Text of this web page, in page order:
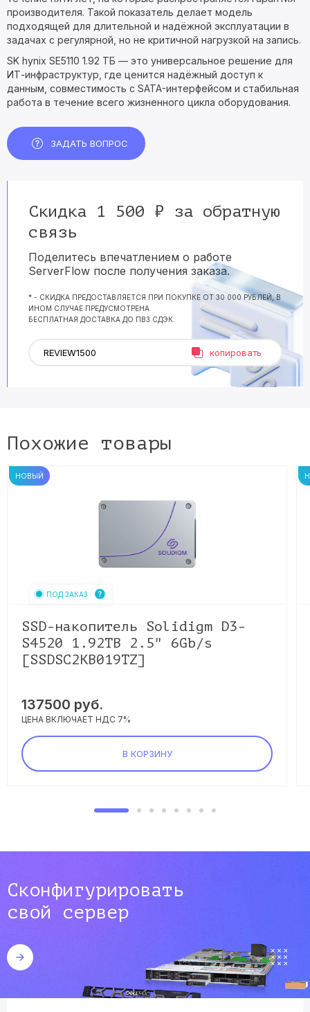
производителя. Такой показатель делает модель
подходящей для длительной и надёжной эксплуатации в
задачах с регулярной, но не критичной нагрузкой на запись.
SK hynix SE5110 1.92 ТБ — это универсальное решение для
ИТ-инфраструктур, где ценится надёжный доступ к
данным, совместимость с SATA-интерфейсом и стабильная
работа в течение всего жизненного цикла оборудования.
ЗАДАТЬ ВОПРОС
Скидка 1 500 ₽ за обратную
связь
Поделитесь впечатлением о работе
ServerFlow после получения заказа.
* - СКИДКА ПРЕДОСТАВЛЯЕТСЯ ПРИ ПОКУПКЕ ОТ 30 000 РУБЛЕЙ, В
ИНОМ СЛУЧАЕ ПРЕДУСМОТРЕНА
БЕСПЛАТНАЯ ДОСТАВКА ДО ПВЗ СДЭК.
копировать
Похожие товары
НОВЫЙ
ПОД ЗАКАЗ
SSD-накопитель Solidigm D3-
S4520 1.92TB 2.5" 6Gb/s
[SSDSC2KB019TZ]
137500 руб.
ЦЕНА ВКЛЮЧАЕТ НДС 7%
В КОРЗИНУ
Сконфигурировать
свой сервер